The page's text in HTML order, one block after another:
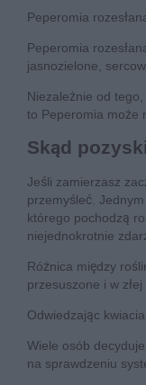
Peperomia
Peperomia
jasnozielone,
Niezależnie od
to Peperomia może
Skąd
Jeśli zamierzasz
przemyśleć.
którego pochodzą
niejednokrotnie
Różnica między
przesuszone i w
Odwiedzając
Wiele osób
na sprawdzeniu